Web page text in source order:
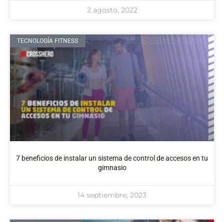
2 agosto, 2022
TECNOLOGÍA FITNESS
7 beneficios de instalar un sistema de control de accesos en tu
gimnasio
14 septiembre, 2023